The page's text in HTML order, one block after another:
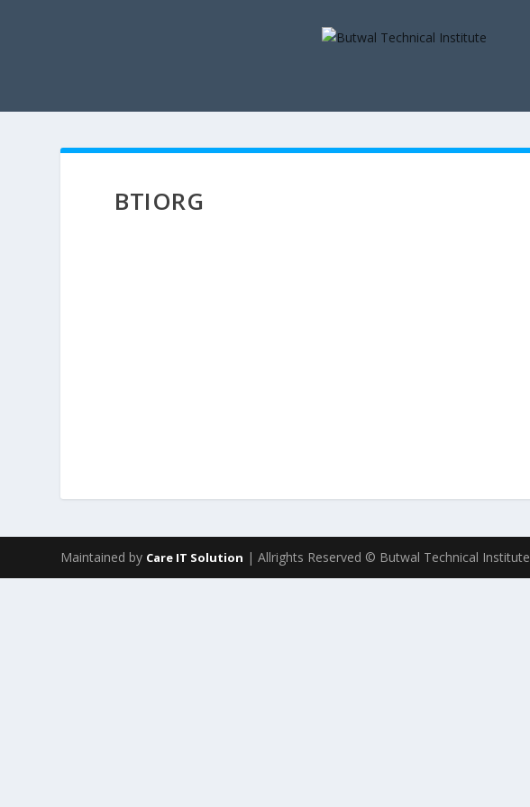
BTIORG
Maintained by Care IT Solution | Allrights Reserved © Butwal Technical Institute